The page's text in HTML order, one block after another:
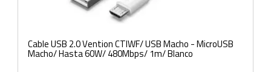
Cable USB 2.0 Vention CTIWF/ USB Macho - MicroUSB
Macho/ Hasta 60W/ 480Mbps/ 1m/ Blanco